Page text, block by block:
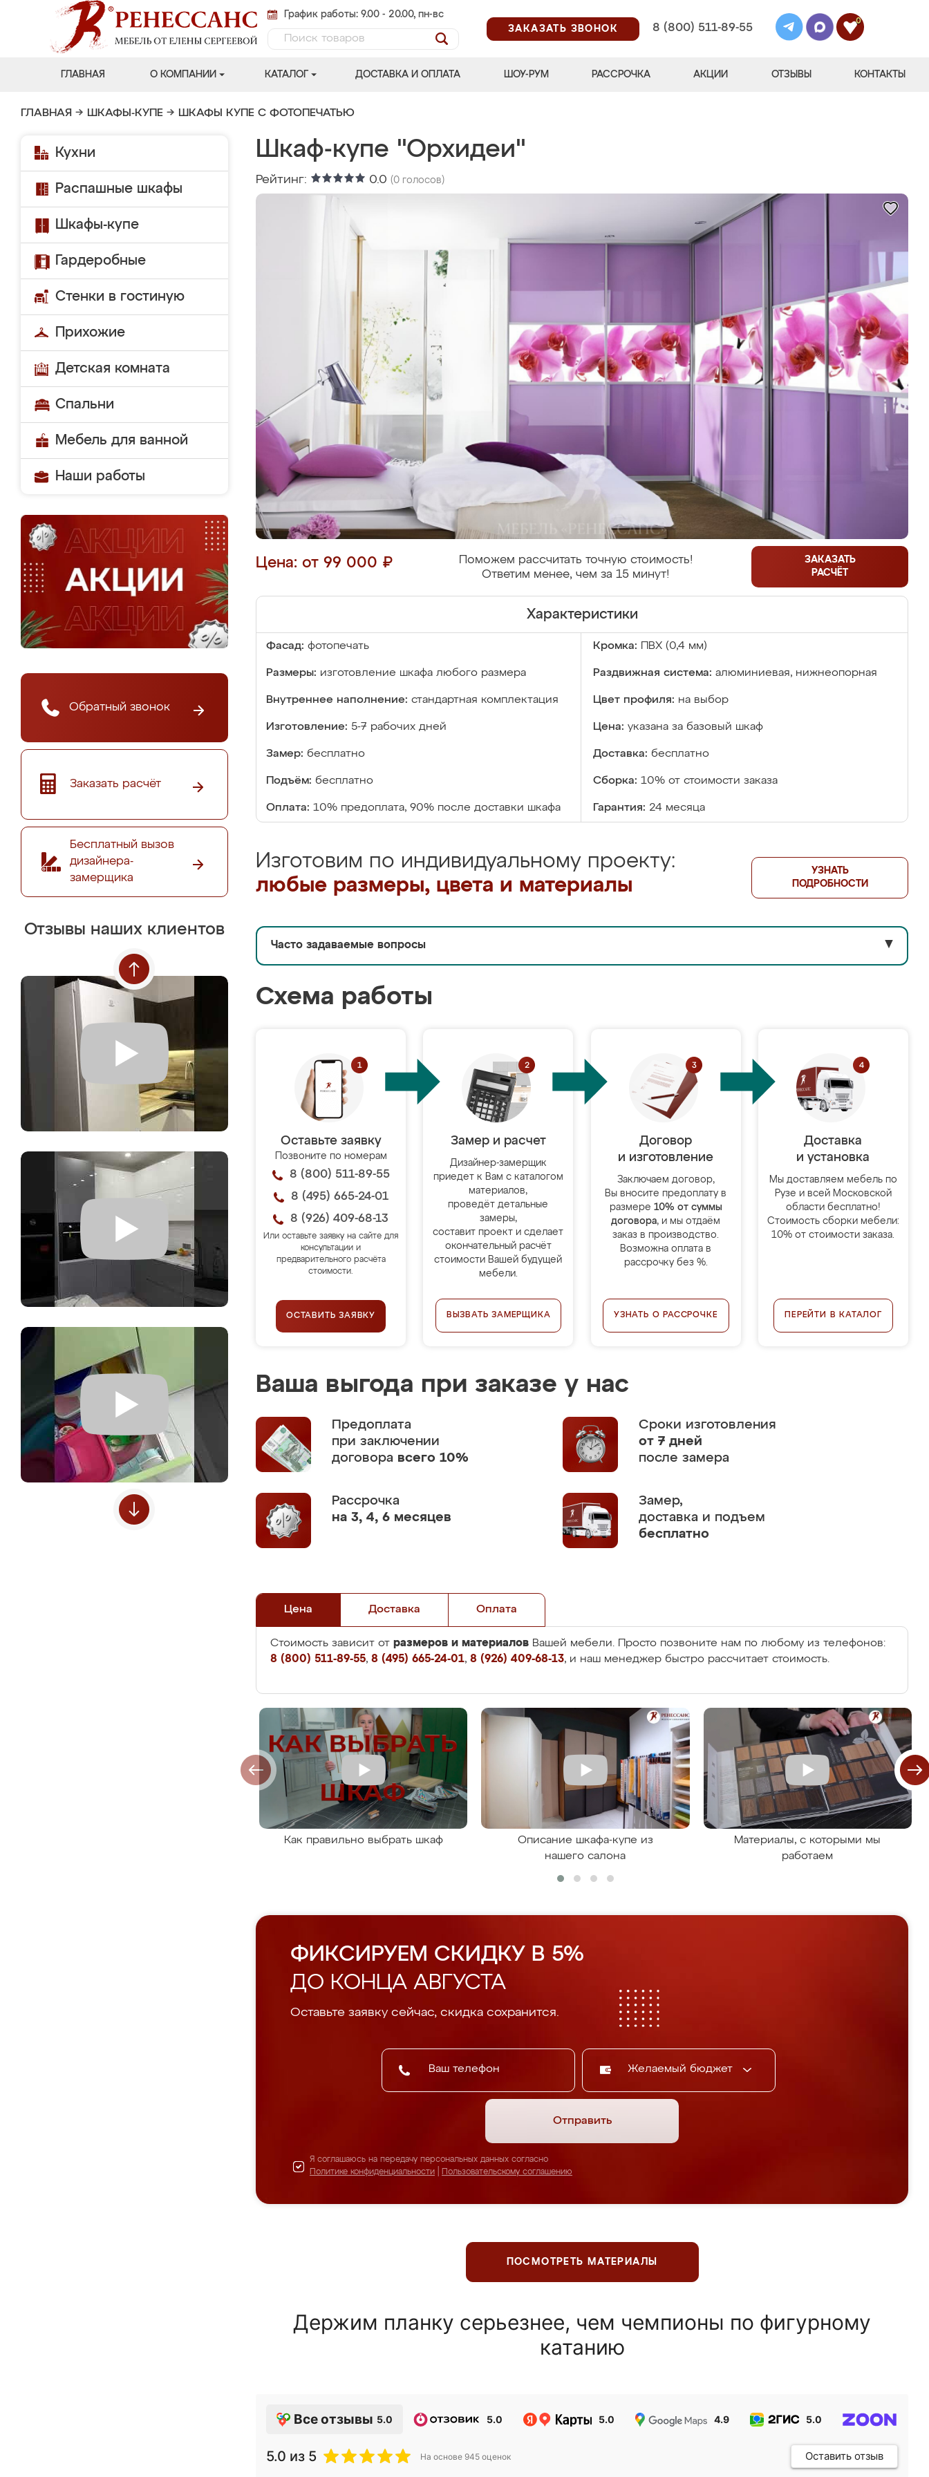
График работы: 9.00 - 20.00, пн-вс
ЗАКАЗАТЬ ЗВОНОК
8 (800) 511-89-55
0
ГЛАВНАЯ О КОМПАНИИ КАТАЛОГ ДОСТАВКА И ОПЛАТА ШОУ-РУМ РАССРОЧКА АКЦИИ ОТЗЫВЫ КОНТАКТЫ
ГЛАВНАЯ → ШКАФЫ-КУПЕ → ШКАФЫ КУПЕ С ФОТОПЕЧАТЬЮ
Кухни
Распашные шкафы
Шкафы-купе
Гардеробные
Стенки в гостиную
Прихожие
Детская комната
Спальни
Мебель для ванной
Наши работы
Обратный звонок
Заказать расчёт
Бесплатный вызов
дизайнера-
замерщика
Отзывы наших клиентов
Шкаф-купе "Орхидеи"
Рейтинг: 0.0 (0 голосов)
Цена: от 99 000 ₽
Поможем рассчитать точную стоимость!
Ответим менее, чем за 15 минут!
ЗАКАЗАТЬ
РАСЧЁТ
Характеристики
Фасад: фотопечать Кромка: ПВХ (0,4 мм)
Размеры: изготовление шкафа любого размера Раздвижная система: алюминиевая, нижнеопорная
Внутреннее наполнение: стандартная комплектация Цвет профиля: на выбор
Изготовление: 5-7 рабочих дней Цена: указана за базовый шкаф
Замер: бесплатно Доставка: бесплатно
Подъём: бесплатно Сборка: 10% от стоимости заказа
Оплата: 10% предоплата, 90% после доставки шкафа Гарантия: 24 месяца
Изготовим по индивидуальному проекту:
любые размеры, цвета и материалы
УЗНАТЬ
ПОДРОБНОСТИ
Часто задаваемые вопросы ▼
Схема работы
Оставьте заявку
Позвоните по номерам
8 (800) 511-89-55
8 (495) 665-24-01
8 (926) 409-68-13
Или оставьте заявку на сайте для
консультации и
предварительного расчёта
стоимости.
ОСТАВИТЬ ЗАЯВКУ
Замер и расчет
Дизайнер-замерщик
приедет к Вам с каталогом
материалов,
проведёт детальные
замеры,
составит проект и сделает
окончательный расчёт
стоимости Вашей будущей
мебели.
ВЫЗВАТЬ ЗАМЕРЩИКА
Договор
и изготовление
Заключаем договор,
Вы вносите предоплату в
размере 10% от суммы
договора, и мы отдаём
заказ в производство.
Возможна оплата в
рассрочку без %.
УЗНАТЬ О РАССРОЧКЕ
Доставка
и установка
Мы доставляем мебель по
Рузе и всей Московской
области бесплатно!
Стоимость сборки мебели:
10% от стоимости заказа.
ПЕРЕЙТИ В КАТАЛОГ
Ваша выгода при заказе у нас
Предоплата
при заключении
договора всего 10%
Сроки изготовления
от 7 дней
после замера
Рассрочка
на 3, 4, 6 месяцев
Замер,
доставка и подъем
бесплатно
Цена Доставка Оплата
Стоимость зависит от размеров и материалов Вашей мебели. Просто позвоните нам по любому из телефонов:
8 (800) 511-89-55, 8 (495) 665-24-01, 8 (926) 409-68-13, и наш менеджер быстро рассчитает стоимость.
Как правильно выбрать шкаф
Описание шкафа-купе из
нашего салона
Материалы, с которыми мы
работаем
ФИКСИРУЕМ СКИДКУ В 5%
ДО КОНЦА АВГУСТА
Оставьте заявку сейчас, скидка сохранится.
Желаемый бюджет
Отправить
Я соглашаюсь на передачу персональных данных согласно
Политике конфиденциальности
Пользовательскому соглашению
ПОСМОТРЕТЬ МАТЕРИАЛЫ
Держим планку серьезнее, чем чемпионы по фигурному
катанию
Все отзывы 5.0 5.0 5.0 4.9 5.0
5.0 из 5 На основе 945 оценок Оставить отзыв